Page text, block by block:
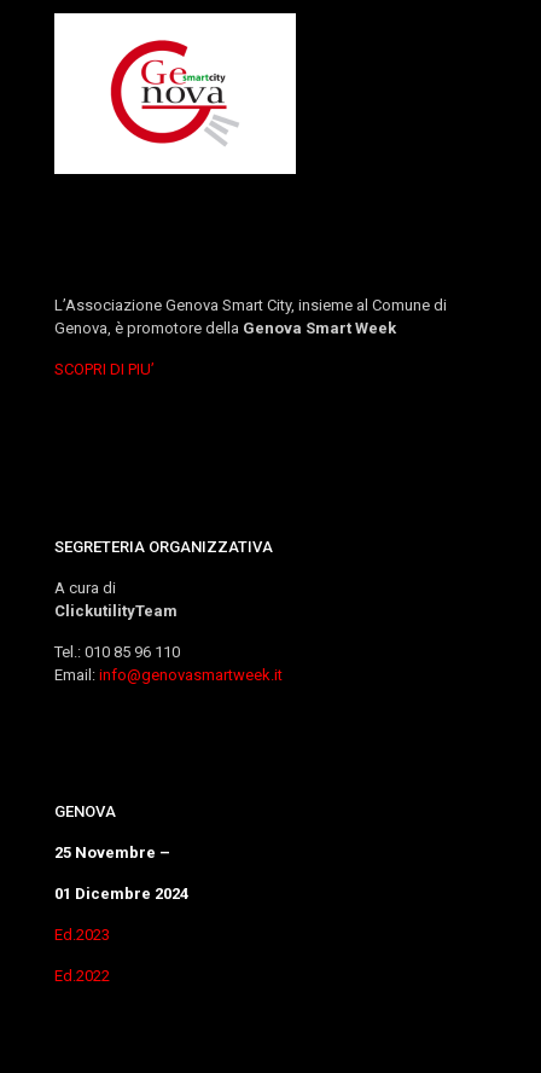
L’Associazione Genova Smart City, insieme al Comune di
Genova, è promotore della Genova Smart Week
SCOPRI DI PIU’
SEGRETERIA ORGANIZZATIVA
A cura di
ClickutilityTeam
Tel.: 010 85 96 110
Email: info@genovasmartweek.it
GENOVA
25 Novembre –
01 Dicembre 2024
Ed.2023
Ed.2022